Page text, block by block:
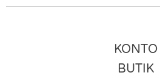
KONTO
BUTIK